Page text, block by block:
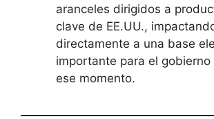
aranceles dirigidos a
clave de EE.UU.,
directamente a una base
importante para el gobierno
ese momento.